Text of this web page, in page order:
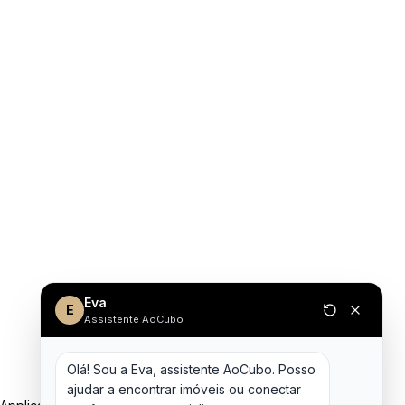
E Eva
Assistente AoCubo
Olá! Sou a Eva, assistente AoCubo. Posso
ajudar a encontrar imóveis ou conectar